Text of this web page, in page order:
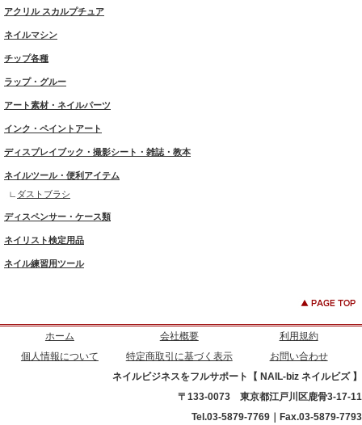
アクリル スカルプチュア
ネイルマシン
チップ各種
ラップ・グルー
アート素材・ネイルパーツ
インク・ペイントアート
ディスプレイブック・撮影シート・雑誌・教本
ネイルツール・便利アイテム
ダストブラシ
ディスペンサー・ケース類
ネイリスト検定用品
ネイル練習用ツール
ホーム 会社概要
利用規約
個人情報について
特定商取引に基づく表示
お問い合わせ
ネイルビジネスをフルサポート【 NAIL-biz ネイルビズ 】
〒133-0073 東京都江戸川区鹿骨3-17-11
Tel.03-5879-7769｜Fax.03-5879-7793